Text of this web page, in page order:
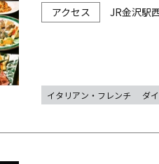
JR金沢駅
イタリアン・フレンチ ダ